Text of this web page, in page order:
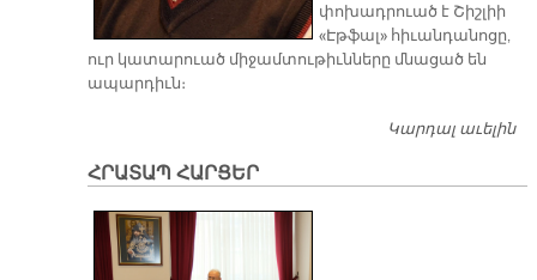
փոխադրուած է Շիշլիի
«Էթֆալ» հիւանդանոցը,
ուր կատարուած միջամտութիւնները մնացած են
ապարդիւն։
Կարդալ աւելին
ՀՐԱՏԱՊ ՀԱՐՑԵՐ